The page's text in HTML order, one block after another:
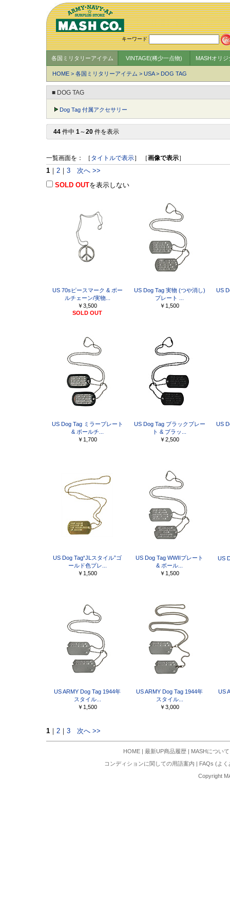
キーワード
各国ミリタリーアイテム VINTAGE(稀少一点物) MASHオリ
HOME > 各国ミリタリーアイテム > USA> DOG TAG
■ DOG TAG
Dog Tag 付属アクセサリー
44 件中 1～20 件を表示
一覧画面を： ［ タイトルで表示］ ［画像で表示］
1 ｜ 2 ｜ 3
次へ >>
SOLD OUTを表示しない
US 70sピースマーク & ボー
ルチェーン/実物...
￥3,500
SOLD OUT
US Dog Tag 実物 (つや消し)
プレート ...
￥1,500
US
US Dog Tag ミラープレート
& ボールチ...
￥1,700
US Dog Tag ブラックプレー
ト & ブラッ...
￥2,500
US
US Dog Tag“JLスタイル”ゴ
ールド色プレ...
￥1,500
US Dog Tag WWIIプレート
& ボール...
￥1,500
US
US ARMY Dog Tag 1944年
スタイル...
￥1,500
US ARMY Dog Tag 1944年
スタイル...
￥3,000
US
1 ｜ 2 ｜ 3 次へ >>
HOME | 最新UP商品履歴 | MASHについて
コンディションに関しての用語案内 | FAQs (よ
Copyright